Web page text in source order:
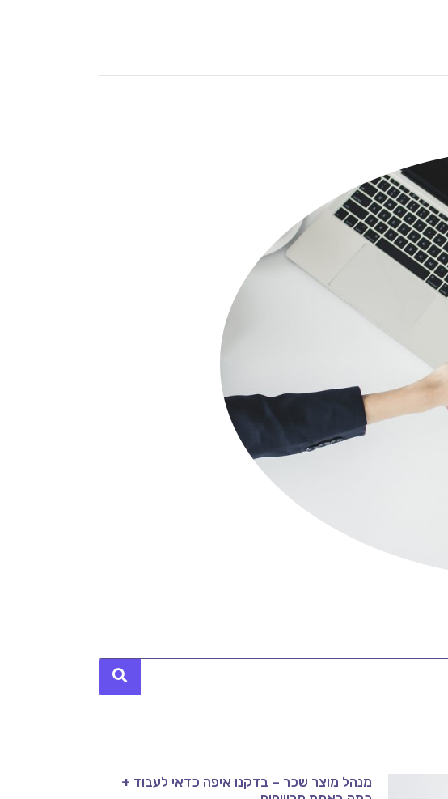
מנהל מוצר שכר – בדקנו איפה כדאי לעבוד +